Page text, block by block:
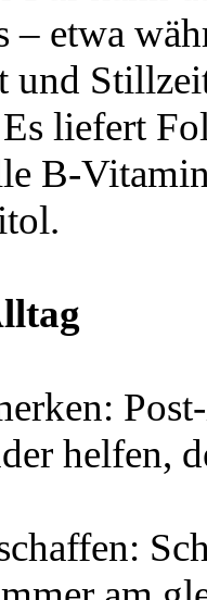
– etwa
und
liefert
B-
helfen,